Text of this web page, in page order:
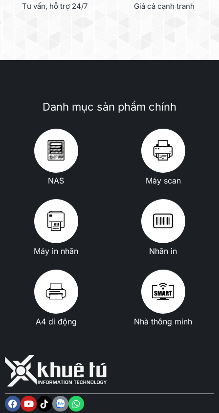
Tư vấn, hỗ trợ 24/7 Giá cả cạnh tranh
Danh mục sản phẩm chính
NAS Máy scan
Máy in nhãn Nhãn in
A4 di động Nhà thông minh